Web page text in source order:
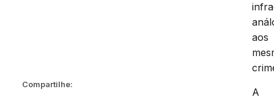
Compartilhe:
aos
A